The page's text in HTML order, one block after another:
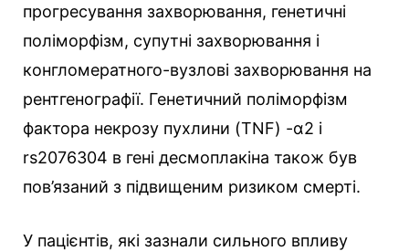
прогресування захворювання, генетичні
поліморфізм, супутні захворювання і
конгломератного-вузлові захворювання на
рентгенографії. Генетичний поліморфізм
фактора некрозу пухлини (TNF) -α2 і
rs2076304 в гені десмоплакіна також був
пов’язаний з підвищеним ризиком смерті.
У пацієнтів, які зазнали сильного впливу